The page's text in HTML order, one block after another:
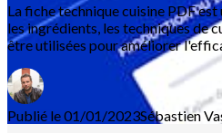
La fiche technique cuisine PDF
les ingrédients, les techniques de
être utilisées pour améliorer
Publié le 01/01/2023Sébastien